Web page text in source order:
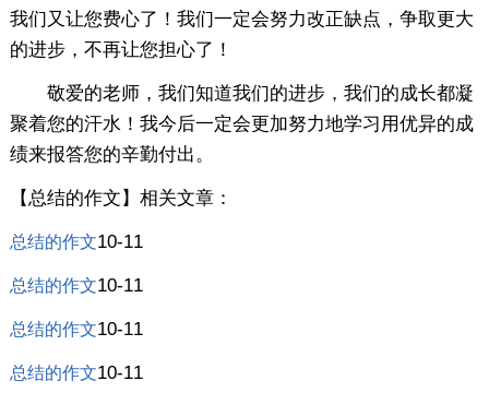
我们又让您费心了！我们一定会努力改正缺点，争取更大
的进步，不再让您担心了！
敬爱的老师，我们知道我们的进步，我们的成长都凝
聚着您的汗水！我今后一定会更加努力地学习用优异的成
绩来报答您的辛勤付出。
【总结的作文】相关文章：
总结的作文10-11
总结的作文10-11
总结的作文10-11
总结的作文10-11